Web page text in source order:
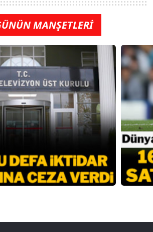
MANŞETLERİ